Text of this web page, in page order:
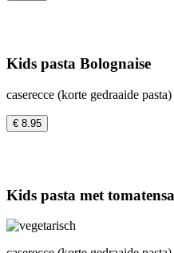
Kids pasta Bolognaise
caserecce (korte gedraaide
€ 8.95
Kids pasta met